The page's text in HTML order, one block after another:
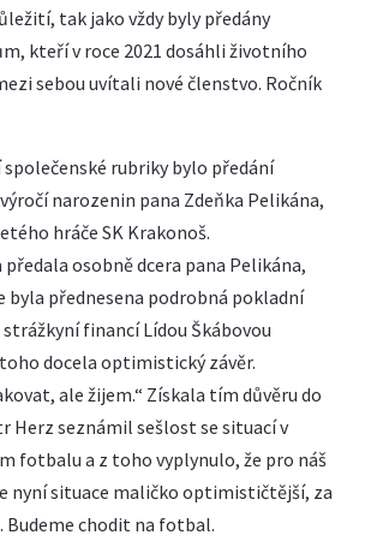
tak jako vždy byly předány
kteří v roce 2021 dosáhli životního
sebou uvítali nové členstvo. Ročník
rubriky bylo předání
narozenin pana Zdeňka Pelikána,
hráče SK Krakonoš.
osobně dcera pana Pelikána,
byla přednesena podrobná pokladní
strážkyní financí Lídou Škábovou
docela optimistický závěr.
ale žijem.“ Získala tím důvěru do
Herz seznámil sešlost se situací v
fotbalu a z toho vyplynulo, že pro náš
nyní situace maličko optimističtější, za
Budeme chodit na fotbal.